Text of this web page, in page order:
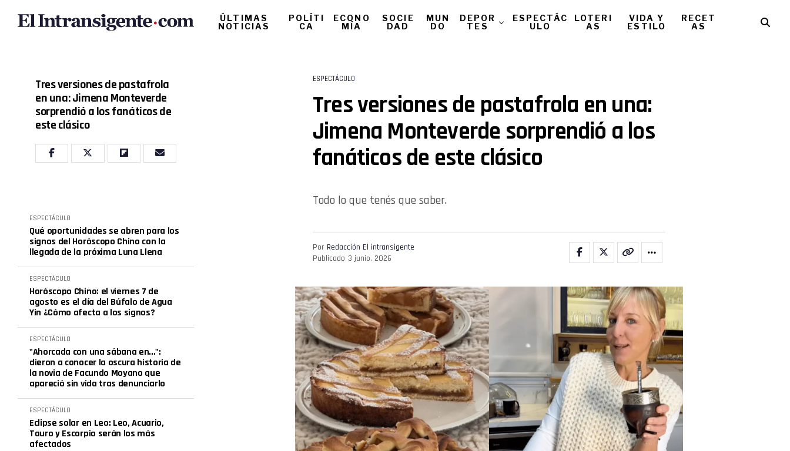
ÚLTIMAS
NOTICIAS
POLÍTI
CA
ECONO
MÍA
SOCIE
DAD
MUN
DO
DEPOR
TES
ESPECTÁC
ULO
LOTERI
AS
VIDA Y
ESTILO
RECET
AS
Tres versiones de pastafrola
en una: Jimena Monteverde
sorprendió a los fanáticos de
este clásico
ESPECTÁCULO
Qué oportunidades se abren para los
signos del Horóscopo Chino con la
llegada de la próxima Luna Llena
ESPECTÁCULO
Horóscopo Chino: el viernes 7 de
agosto es el día del Búfalo de Agua
Yin ¿Cómo afecta a los signos?
ESPECTÁCULO
"Ahorcada con una sábana en...":
dieron a conocer la oscura historia de
la novia de Facundo Moyano que
apareció sin vida tras denunciarlo
ESPECTÁCULO
Eclipse solar en Leo: Leo, Acuario,
Tauro y Escorpio serán los más
afectados
ESPECTÁCULO
Tres versiones de pastafrola en una:
Jimena Monteverde sorprendió a los
fanáticos de este clásico
Todo lo que tenés que saber.
Por Redacción El intransigente
Publicado 3 junio, 2026